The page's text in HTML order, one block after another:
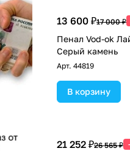
13 600 ₽17 000 ₽
Пенал Vod-ok
Серый камень
Арт. 44819
В корзину
21 252 ₽26 565 ₽